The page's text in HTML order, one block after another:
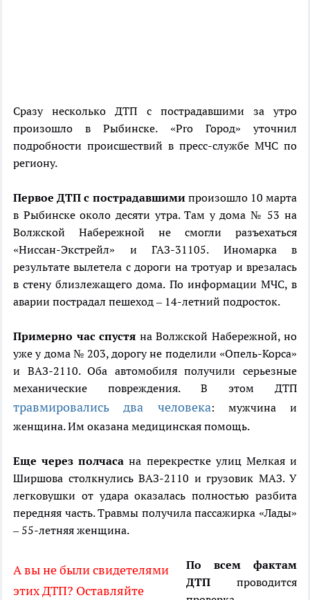
Сразу несколько ДТП с пострадавшими за утро
произошло в Рыбинске. «Pro Город» уточнил
подробности происшествий в пресс-службе МЧС по
региону.
Первое ДТП с пострадавшимипроизошло 10 марта
в Рыбинске около десяти утра. Там у дома № 53 на
Волжской Набережной не смогли разъехаться
«Ниссан-Экстрейл» и ГАЗ-31105. Иномарка в
результате вылетела с дороги на тротуар и врезалась
в стену близлежащего дома. По информации МЧС, в
аварии пострадал пешеход – 14-летний подросток.
Примерно час спустя на Волжской Набережной, но
уже у дома № 203, дорогу не поделили «Опель-Корса»
и ВАЗ-2110. Оба автомобиля получили серьезные
механические повреждения. В этом ДТП
травмировались два человека: мужчина и
женщина. Им оказана медицинская помощь.
Еще через полчаса на перекрестке улиц Мелкая и
Ширшова столкнулись ВАЗ-2110 и грузовик МАЗ. У
легковушки от удара оказалась полностью разбита
передняя часть. Травмы получила пассажирка «Лады»
– 55-летняя женщина.
А вы не были свидетелями
этих ДТП? Оставляйте
По всем фактам
ДТП проводится